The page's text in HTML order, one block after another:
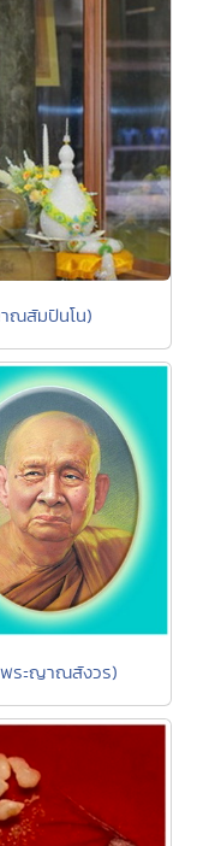
ณสัมปันโน)
ระญาณสังวร)